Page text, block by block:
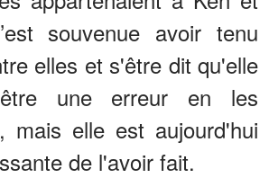
souvenue avoir tenu
elles et s'être dit qu'elle
être une erreur en les
mais elle est aujourd'hui
de l'avoir fait.